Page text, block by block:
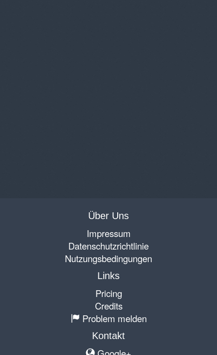
Über Uns
Impressum
Datenschutzrichtlinie
Nutzungsbedingungen
Links
Pricing
Credits
Problem melden
Kontakt